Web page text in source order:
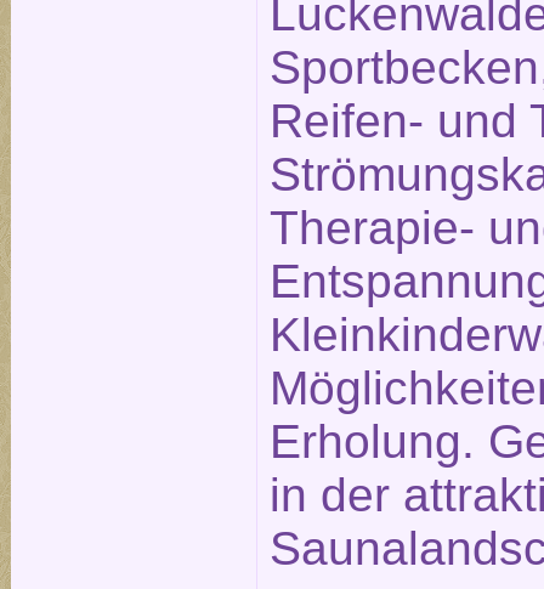
Reifen- und
Therapie-
Erholung.
in der